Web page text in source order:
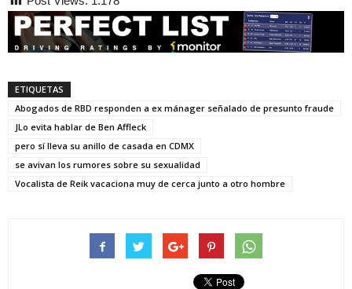
ETIQUETAS
Abogados de RBD responden a ex mánager señalado de presunto fraude
JLo evita hablar de Ben Affleck
pero sí lleva su anillo de casada en CDMX
se avivan los rumores sobre su sexualidad
Vocalista de Reik vacaciona muy de cerca junto a otro hombre